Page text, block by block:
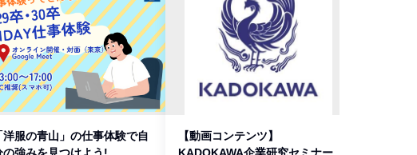
洋服の青山」の仕事体験で自
【動画コンテンツ】